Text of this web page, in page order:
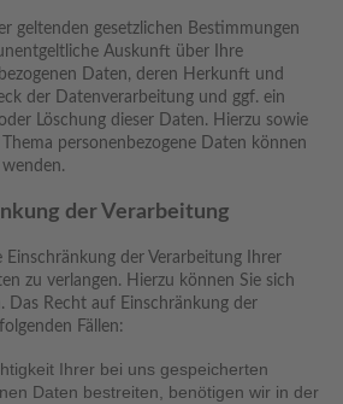
geltenden gesetzlichen Bestimmungen
Auskunft über Ihre
Daten, deren Herkunft und
der Datenverarbeitung und ggf. ein
Löschung dieser Daten. Hierzu sowie
personenbezogene Daten können
der Verarbeitung
Einschränkung der Verarbeitung Ihrer
zu verlangen. Hierzu können Sie sich
Das Recht auf Einschränkung der
Fällen:
Ihrer bei uns gespeicherten
Daten bestreiten, benötigen wir in der